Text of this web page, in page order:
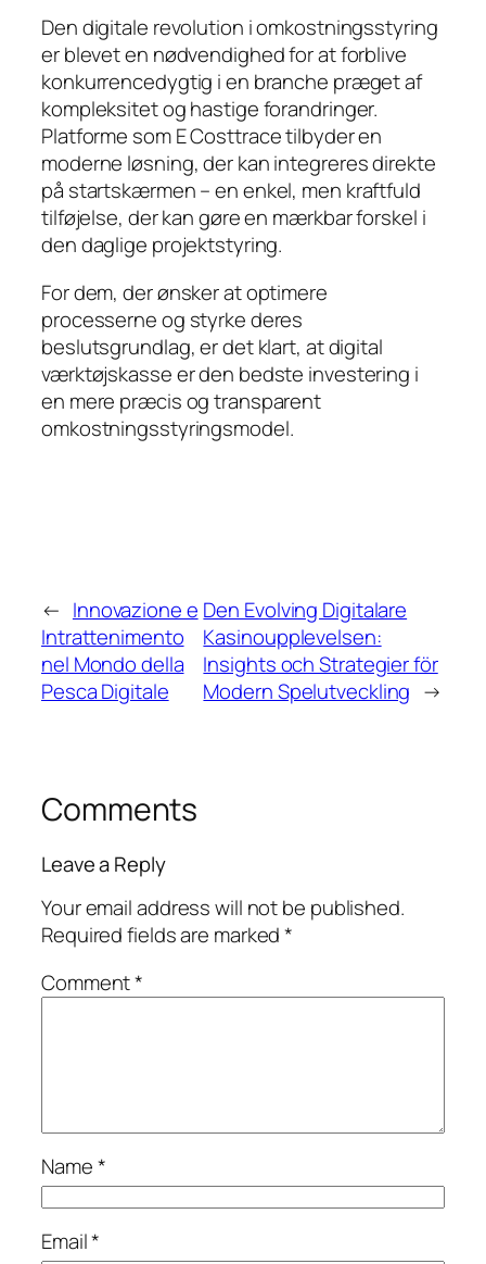
Den digitale revolution i omkostningsstyring
er blevet en nødvendighed for at forblive
konkurrencedygtig i en branche præget af
kompleksitet og hastige forandringer.
Platforme som E Costtrace tilbyder en
moderne løsning, der kan integreres direkte
på startskærmen – en enkel, men kraftfuld
tilføjelse, der kan gøre en mærkbar forskel i
den daglige projektstyring.
For dem, der ønsker at optimere
processerne og styrke deres
beslutsgrundlag, er det klart, at digital
værktøjskasse er den bedste investering i
en mere præcis og transparent
omkostningsstyringsmodel.
← Innovazione e
Intrattenimento
nel Mondo della
Pesca Digitale
Den Evolving Digitalare
Kasinoupplevelsen:
Insights och Strategier för
Modern Spelutveckling →
Comments
Leave a Reply
Your email address will not be published.
Required fields are marked*
Comment*
Name*
Email*